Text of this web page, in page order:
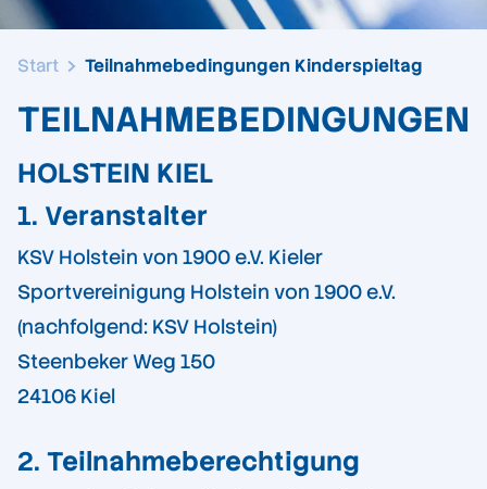
Start Teilnahmebedingungen Kinderspieltag
TEILNAHMEBEDINGUNGEN
HOLSTEIN KIEL
1. Veranstalter
KSV Holstein von 1900 e.V. Kieler
Sportvereinigung Holstein von 1900 e.V.
(nachfolgend: KSV Holstein)
Steenbeker Weg 150
24106 Kiel
2. Teilnahmeberechtigung